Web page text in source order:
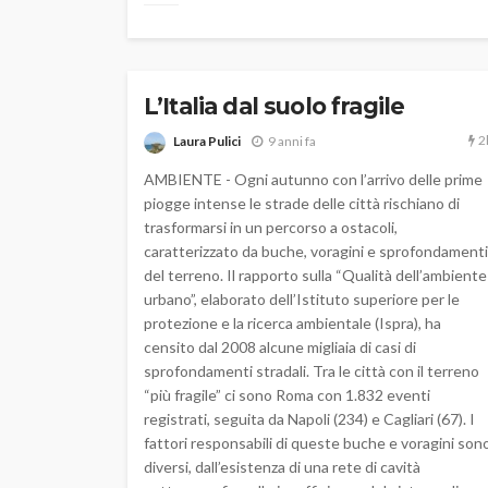
L’Italia dal suolo fragile
Laura Pulici 9 anni fa
AMBIENTE - Ogni autunno con l’arrivo delle prime
piogge intense le strade delle città rischiano di
trasformarsi in un percorso a ostacoli,
caratterizzato da buche, voragini e sprofondamenti
del terreno. Il rapporto sulla “Qualità dell’ambiente
urbano”, elaborato dell’Istituto superiore per le
protezione e la ricerca ambientale (Ispra), ha
censito dal 2008 alcune migliaia di casi di
sprofondamenti stradali. Tra le città con il terreno
“più fragile” ci sono Roma con 1.832 eventi
registrati, seguita da Napoli (234) e Cagliari (67). I
fattori responsabili di queste buche e voragini
diversi, dall’esistenza di una rete di cavità